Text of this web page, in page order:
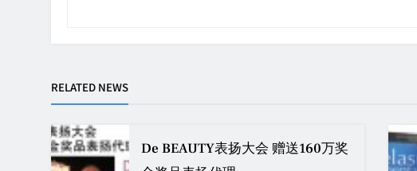
RELATED NEWS
De BEAUTY表扬大会 赠送160万奖